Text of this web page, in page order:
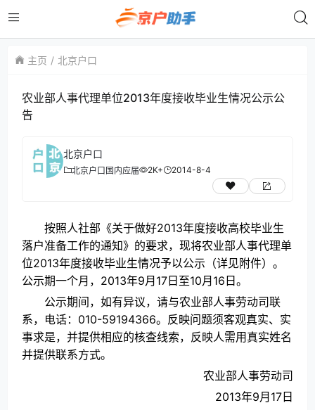
主页 北京户口
农业部人事代理单位2013年度接收毕业生情况公示公
告
北京户口
北京户口 国内应届 2K+ 2014-8-4
按照人社部《关于做好2013年度接收高校毕业生
落户准备工作的通知》的要求，现将农业部人事代理单
位2013年度接收毕业生情况予以公示（详见附件）。
公示期一个月，2013年9月17日至10月16日。
公示期间，如有异议，请与农业部人事劳动司联
系，电话：010-59194366。反映问题须客观真实、实
事求是，并提供相应的核查线索，反映人需用真实姓名
并提供联系方式。
农业部人事劳动司
2013年9月17日